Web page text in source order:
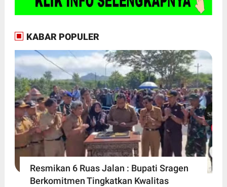
KABAR POPULER
Resmikan 6 Ruas Jalan : Bupati Sragen
Berkomitmen Tingkatkan Kwalitas